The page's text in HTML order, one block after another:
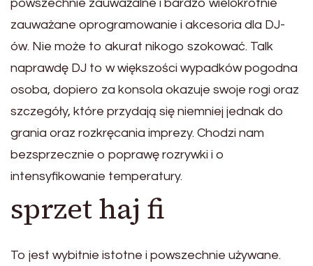
powszechnie zauważalne i bardzo wielokrotnie
zauważane oprogramowanie i akcesoria dla DJ-
ów. Nie może to akurat nikogo szokować. Talk
naprawdę DJ to w większości wypadków pogodna
osoba, dopiero za konsola okazuje swoje rogi oraz
szczegóły, które przydają się niemniej jednak do
grania oraz rozkręcania imprezy. Chodzi nam
bezsprzecznie o poprawę rozrywki i o
intensyfikowanie temperatury.
sprzet haj fi
To jest wybitnie istotne i powszechnie używane.